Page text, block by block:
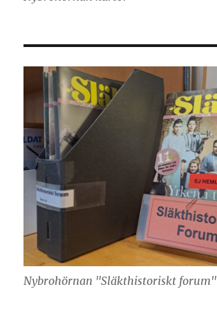
Nybrohörnan "Släkthistoriskt forum"